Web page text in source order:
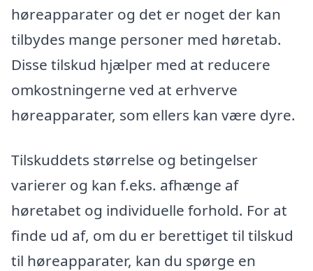
høreapparater og det er noget der kan
tilbydes mange personer med høretab.
Disse tilskud hjælper med at reducere
omkostningerne ved at erhverve
høreapparater, som ellers kan være dyre.
Tilskuddets størrelse og betingelser
varierer og kan f.eks. afhænge af
høretabet og individuelle forhold. For at
finde ud af, om du er berettiget til tilskud
til høreapparater, kan du spørge en